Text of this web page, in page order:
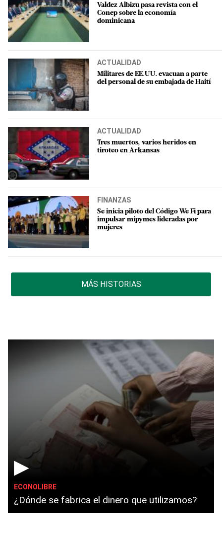
Valdez Albizu pasa revista con el
Conep sobre la economía
dominicana
ACTUALIDAD
Militares de EE.UU. evacuan a parte
del personal de su embajada de Haití
ACTUALIDAD
Tres muertos, varios heridos en
tiroteo en Arkansas
FINANZAS
Se inicia piloto del Código We Fi para
impulsar mipymes lideradas por
mujeres
MÁS HISTORIAS
▶
ECONOLIBRE
¿Dónde se fabrica el dinero que utilizamos?